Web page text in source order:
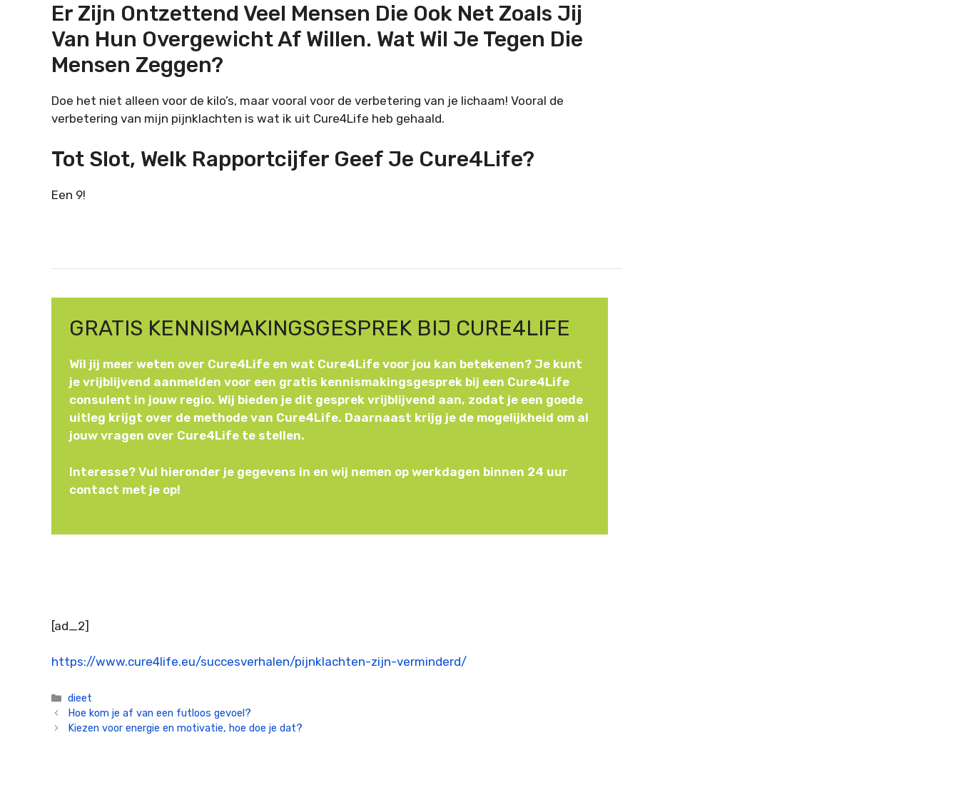
Er Zijn Ontzettend Veel Mensen Die Ook Net Zoals Jij
Van Hun Overgewicht Af Willen. Wat Wil Je Tegen Die
Mensen Zeggen?
Doe het niet alleen voor de kilo’s, maar vooral voor de verbetering van je lichaam! Vooral de
verbetering van mijn pijnklachten is wat ik uit Cure4Life heb gehaald.
Tot Slot, Welk Rapportcijfer Geef Je Cure4Life?
Een 9!
GRATIS KENNISMAKINGSGESPREK BIJ CURE4LIFE
Wil jij meer weten over Cure4Life en wat Cure4Life voor jou kan betekenen? Je kunt
je vrijblijvend aanmelden voor een gratis kennismakingsgesprek bij een Cure4Life
consulent in jouw regio. Wij bieden je dit gesprek vrijblijvend aan, zodat je een goede
uitleg krijgt over de methode van Cure4Life. Daarnaast krijg je de mogelijkheid om al
jouw vragen over Cure4Life te stellen.
Interesse? Vul hieronder je gegevens in en wij nemen op werkdagen binnen 24 uur
contact met je op!
[ad_2]
https://www.cure4life.eu/succesverhalen/pijnklachten-zijn-verminderd/
Categorieën
dieet
Hoe kom je af van een futloos gevoel?
Kiezen voor energie en motivatie, hoe doe je dat?